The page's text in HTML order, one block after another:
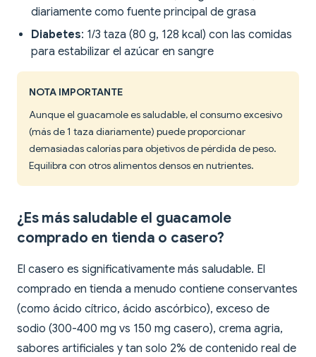
diariamente como fuente principal de grasa
Diabetes: 1/3 taza (80 g, 128 kcal) con las comidas
para estabilizar el azúcar en sangre
NOTA IMPORTANTE
Aunque el guacamole es saludable, el consumo excesivo
(más de 1 taza diariamente) puede proporcionar
demasiadas calorías para objetivos de pérdida de peso.
Equilibra con otros alimentos densos en nutrientes.
¿Es más saludable el guacamole
comprado en tienda o casero?
El casero es significativamente más saludable. El
comprado en tienda a menudo contiene conservantes
(como ácido cítrico, ácido ascórbico), exceso de
sodio (300-400 mg vs 150 mg casero), crema agria,
sabores artificiales y tan solo 2% de contenido real de